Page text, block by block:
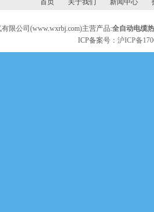
首页 关于我们 新闻中心
限公司(www.wxrbj.com)主营产品:全自动电缆
ICP备案号：沪ICP备